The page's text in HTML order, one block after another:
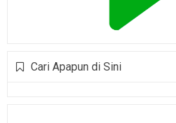
Cari Apapun di Sini